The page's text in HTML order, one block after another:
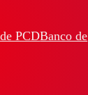
PCDBanco de